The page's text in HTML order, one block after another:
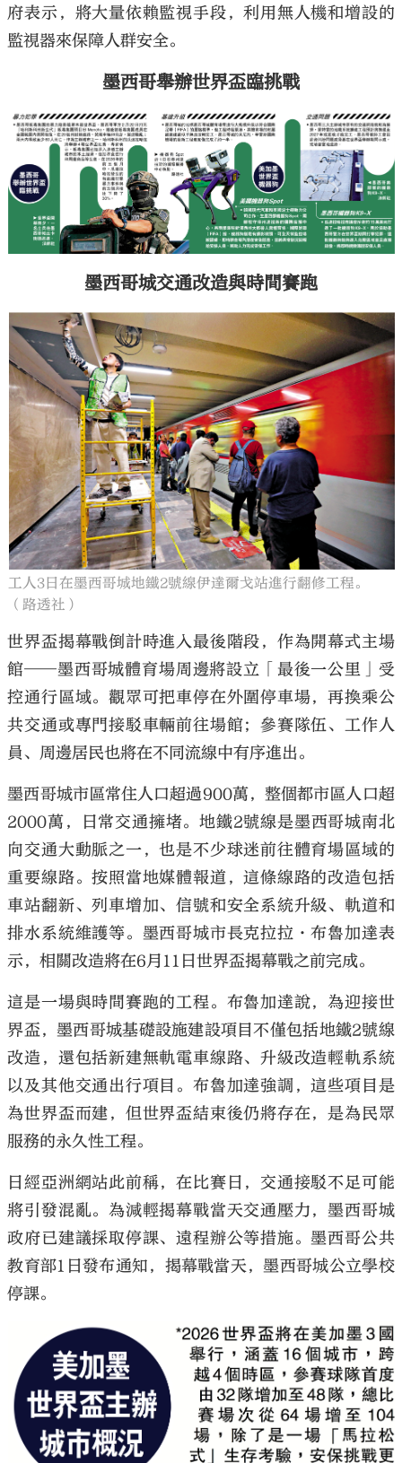
府表示，將大量依賴監視手段，利用無人機和增設的
監視器來保障人群安全。
墨西哥舉辦世界盃臨挑戰
墨西哥城交通改造與時間賽跑
工人3日在墨西哥城地鐵2號線伊達爾戈站進行翻修工程。
（路透社）
世界盃揭幕戰倒計時進入最後階段，作為開幕式主場
館──墨西哥城體育場周邊將設立「最後一公里」受
控通行區域。觀眾可把車停在外圍停車場，再換乘公
共交通或專門接駁車輛前往場館；參賽隊伍、工作人
員、周邊居民也將在不同流線中有序進出。
墨西哥城市區常住人口超過900萬，整個都市區人口超
2000萬，日常交通擁堵。地鐵2號線是墨西哥城南北
向交通大動脈之一，也是不少球迷前往體育場區域的
重要線路。按照當地媒體報道，這條線路的改造包括
車站翻新、列車增加、信號和安全系統升級、軌道和
排水系統維護等。墨西哥城市長克拉拉·布魯加達表
示，相關改造將在6月11日世界盃揭幕戰之前完成。
這是一場與時間賽跑的工程。布魯加達說，為迎接世
界盃，墨西哥城基礎設施建設項目不僅包括地鐵2號線
改造，還包括新建無軌電車線路、升級改造輕軌系統
以及其他交通出行項目。布魯加達強調，這些項目是
為世界盃而建，但世界盃結束後仍將存在，是為民眾
服務的永久性工程。
日經亞洲網站此前稱，在比賽日，交通接駁不足可能
將引發混亂。為減輕揭幕戰當天交通壓力，墨西哥城
政府已建議採取停課、遠程辦公等措施。墨西哥公共
教育部1日發布通知，揭幕戰當天，墨西哥城公立學校
停課。